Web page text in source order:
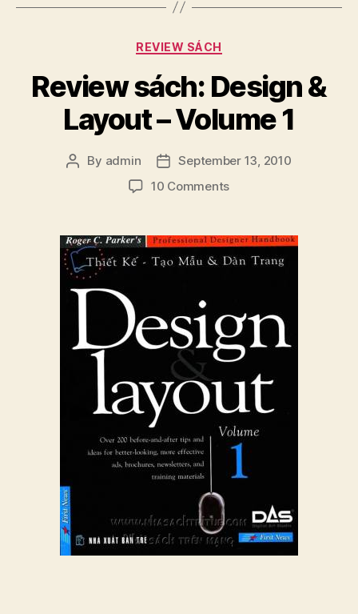
tim
Niệm”
Categories
REVIEW SÁCH
Review sách: Design &
Layout – Volume 1
Post
By admin
Post
date
September 13, 2010
10 Commentson
Design
&